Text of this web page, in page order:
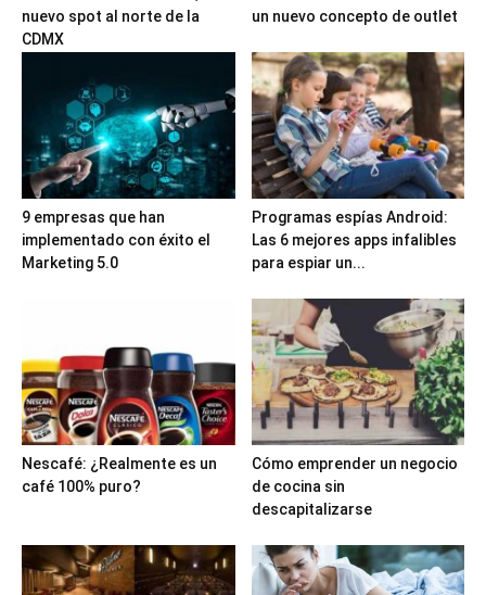
nuevo spot al norte de la
CDMX
un nuevo concepto de outlet
9 empresas que han
implementado con éxito el
Marketing 5.0
Programas espías Android:
Las 6 mejores apps infalibles
para espiar un...
Nescafé: ¿Realmente es un
café 100% puro?
Cómo emprender un negocio
de cocina sin
descapitalizarse